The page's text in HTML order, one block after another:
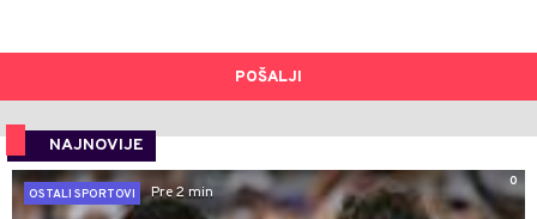
POŠALJI
NAJNOVIJE
0
OSTALI SPORTOVI
Pre 2 min